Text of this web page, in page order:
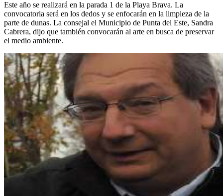
Este año se realizará en la parada 1 de la Playa Brava. La
convocatoria será en los dedos y se enfocarán en la limpieza de la
parte de dunas. La consejal el Municipio de Punta del Este, Sandra
Cabrera, dijo que también convocarán al arte en busca de preservar
el medio ambiente.